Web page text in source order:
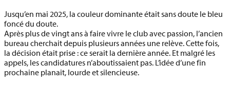
Jusqu’en mai 2025, la couleur dominante était sans doute le bleu
foncé du doute.
Après plus de vingt ans à faire vivre le club avec passion, l’ancien
bureau cherchait depuis plusieurs années une relève. Cette fois,
la décision était prise : ce serait la dernière année. Et malgré les
appels, les candidatures n’aboutissaient pas. L’idée d’une fin
prochaine planait, lourde et silencieuse.